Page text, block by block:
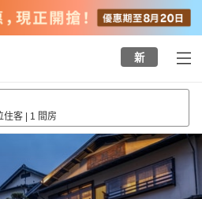
新
住客 | 1 間房